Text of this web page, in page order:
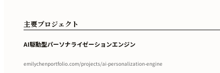
主要プロジェクト
AI駆動型パーソナライゼーションエンジン
emilychenportfolio.com/projects/ai-personalization-engine